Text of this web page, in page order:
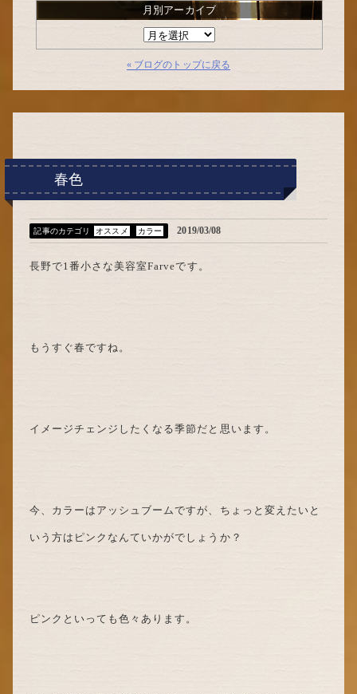
月別アーカイブ
月
別
ア
ー
« ブログのトップに戻る
春色
記事のカテゴリ オススメ カラー 2019/03/08
長野で1番小さな美容室Farveです。
もうすぐ春ですね。
イメージチェンジしたくなる季節だと思います。
今、カラーはアッシュブームですが、ちょっと変えたいと
いう方はピンクなんていかがでしょうか？
ピンクといっても色々あります。